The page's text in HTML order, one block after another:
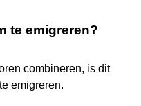
te emigreren?
combineren, is dit
emigreren.